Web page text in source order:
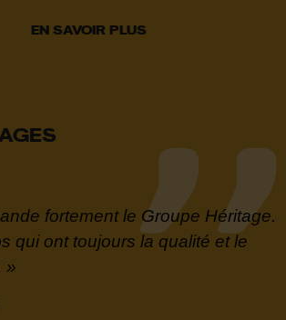
EN SAVOIR PLUS
fortement le Groupe Héritage.
qui ont toujours la qualité et le
»